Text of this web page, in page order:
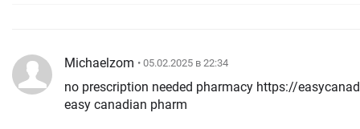
Michaelzom • 05.02.2025 в 22:34
no prescription needed pharmacy https://
easy canadian pharm